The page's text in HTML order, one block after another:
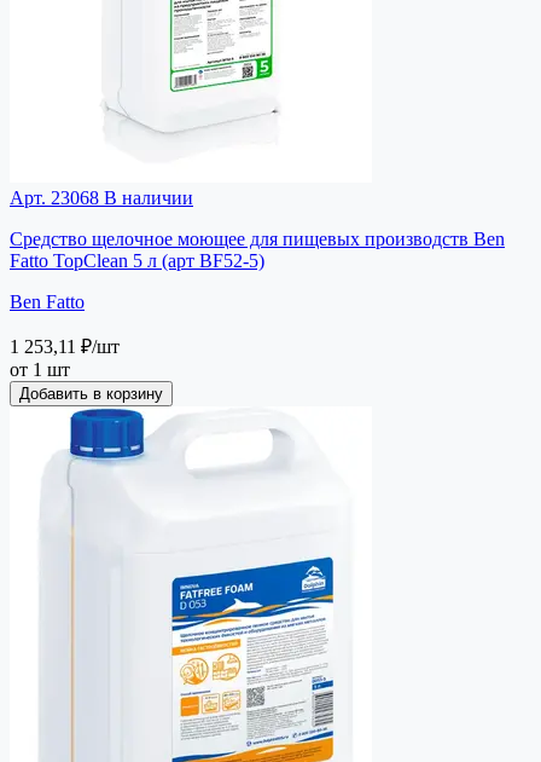
Арт. 23068 В наличии
Средство щелочное моющее для пищевых производств Ben
Fatto TopClean 5 л (арт BF52-5)
Ben Fatto
1 253,11 ₽/шт
от 1 шт
Добавить в корзину